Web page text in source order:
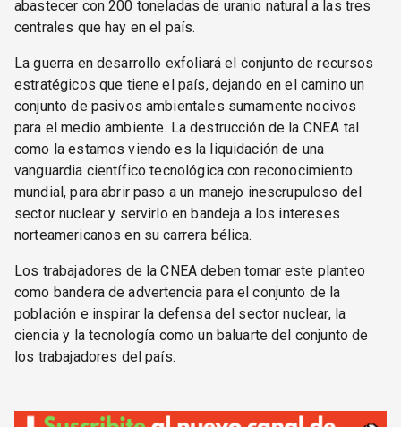
abastecer con 200 toneladas de uranio natural a las tres
centrales que hay en el país.
La guerra en desarrollo exfoliará el conjunto de recursos
estratégicos que tiene el país, dejando en el camino un
conjunto de pasivos ambientales sumamente nocivos
para el medio ambiente. La destrucción de la CNEA tal
como la estamos viendo es la liquidación de una
vanguardia científico tecnológica con reconocimiento
mundial, para abrir paso a un manejo inescrupuloso del
sector nuclear y servirlo en bandeja a los intereses
norteamericanos en su carrera bélica.
Los trabajadores de la CNEA deben tomar este planteo
como bandera de advertencia para el conjunto de la
población e inspirar la defensa del sector nuclear, la
ciencia y la tecnología como un baluarte del conjunto de
los trabajadores del país.